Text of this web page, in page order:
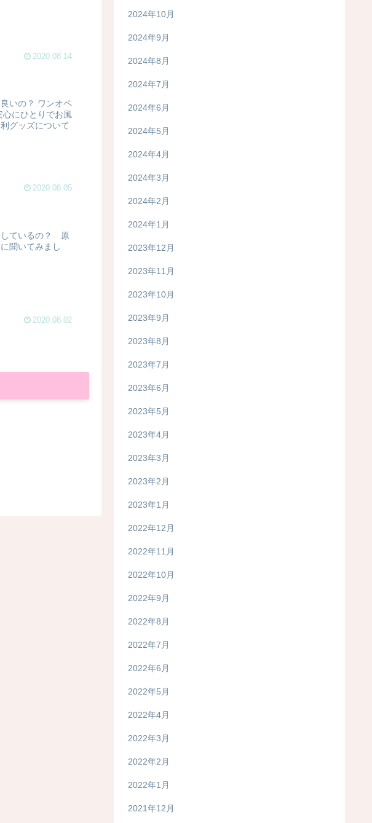
2020.08.14
いの？ ワンオペ
心にひとりでお風
グッズについて
2020.08.05
しているの？ 原
聞いてみまし
2020.08.02
2024年10月
2024年9月
2024年8月
2024年7月
2024年6月
2024年5月
2024年4月
2024年3月
2024年2月
2024年1月
2023年12月
2023年11月
2023年10月
2023年9月
2023年8月
2023年7月
2023年6月
2023年5月
2023年4月
2023年3月
2023年2月
2023年1月
2022年12月
2022年11月
2022年10月
2022年9月
2022年8月
2022年7月
2022年6月
2022年5月
2022年4月
2022年3月
2022年2月
2022年1月
2021年12月